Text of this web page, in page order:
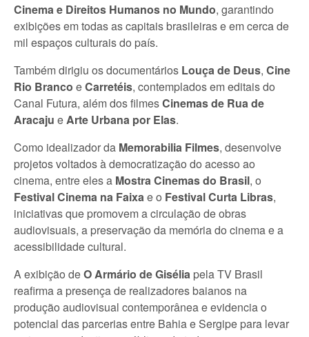
Cinema e Direitos Humanos no Mundo, garantindo
exibições em todas as capitais brasileiras e em cerca de
mil espaços culturais do país.
Também dirigiu os documentários Louça de Deus, Cine
Rio Branco eCarretéis, contemplados em editais do
Canal Futura, além dos filmesCinemas de Rua de
Aracaju eArte Urbana por Elas.
Como idealizador da Memorabilia Filmes, desenvolve
projetos voltados à democratização do acesso ao
cinema, entre eles a Mostra Cinemas do Brasil, o
Festival Cinema na Faixae o Festival Curta Libras,
iniciativas que promovem a circulação de obras
audiovisuais, a preservação da memória do cinema e a
acessibilidade cultural.
A exibição deO Armário de Gisélia pela TV Brasil
reafirma a presença de realizadores baianos na
produção audiovisual contemporânea e evidencia o
potencial das parcerias entre Bahia e Sergipe para levar